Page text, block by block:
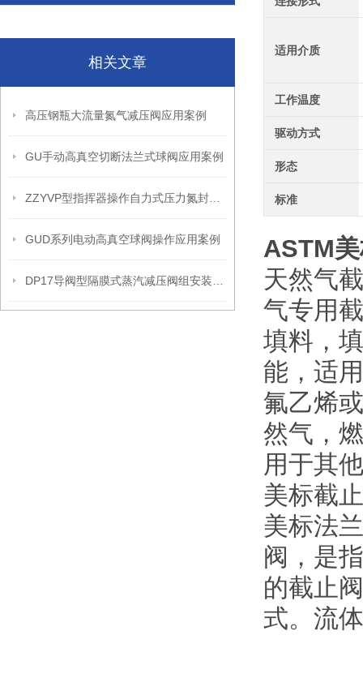
相关文章
高压钢瓶大流量氮气减压阀应用案例
GU手动高真空切断法兰式球阀应用案例
GUD系列电动高真空球阀操作应用案例
适用介质
工作温度
驱动方式
形态
标准
ASTM
天然气
气专用
填料，
能，适
氟乙烯
然气，
用于其
美标截
美标法
阀，是
的截止
式。流